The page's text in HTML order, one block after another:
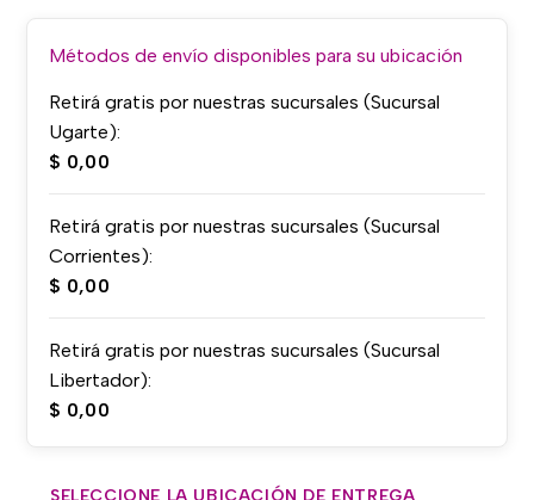
Métodos de envío disponibles para su ubicación
Retirá gratis por nuestras sucursales (Sucursal
Ugarte):
$ 0,00
Retirá gratis por nuestras sucursales (Sucursal
Corrientes):
$ 0,00
Retirá gratis por nuestras sucursales (Sucursal
Libertador):
$ 0,00
SELECCIONE LA UBICACIÓN DE ENTREGA